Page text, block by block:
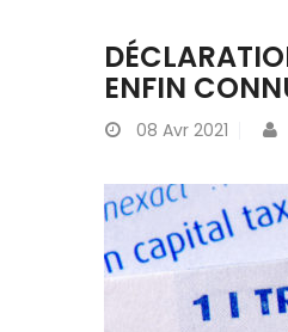
ENFIN
08 Avr 2021